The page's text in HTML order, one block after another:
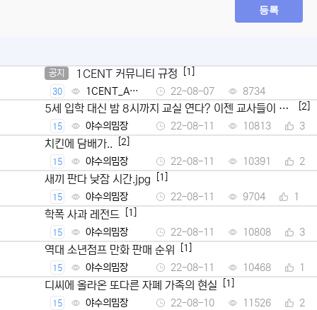
등록
공지 1CENT 커뮤니티 규정 [1]
30
1CENT_Ad
min
22-08-07 8734
5세 입학 대신 밤 8시까지 교실 연다? 이젠 교사들이 뿔
났다
[2]
15 야수의밈장 22-08-11 10813 3
치킨에 담배가.. [2]
15 야수의밈장 22-08-11 10391 2
새끼 판다 낮잠 시간.jpg [1]
15 야수의밈장 22-08-11 9704 1
학폭 사과 레전드 [1]
15 야수의밈장 22-08-11 10808 3
역대 소년점프 만화 판매 순위 [1]
15 야수의밈장 22-08-11 10468 1
디씨에 올라온 또다른 자폐 가족의 현실 [1]
15 야수의밈장 22-08-10 11526 2